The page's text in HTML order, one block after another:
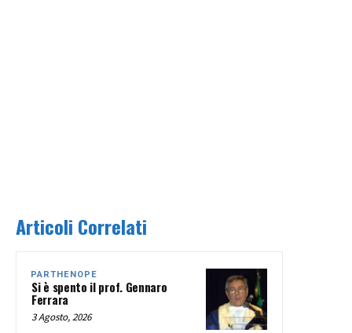
Articoli Correlati
PARTHENOPE
Si è spento il prof. Gennaro
Ferrara
3 Agosto, 2026